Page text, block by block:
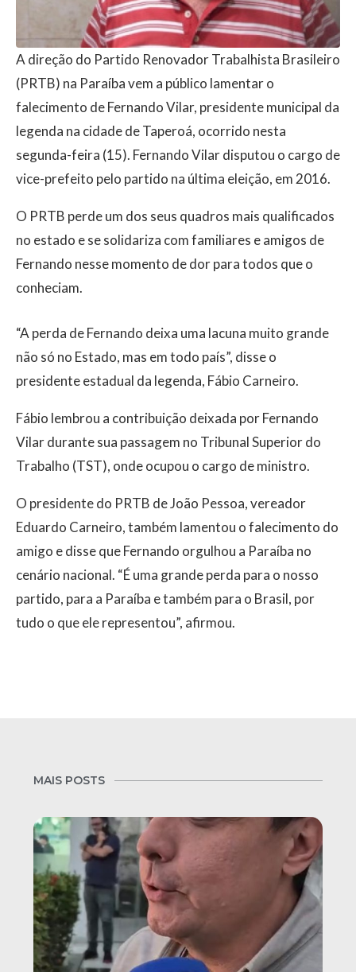
A direção do Partido Renovador Trabalhista Brasileiro
(PRTB) na Paraíba vem a público lamentar o
falecimento de Fernando Vilar, presidente municipal da
legenda na cidade de Taperoá, ocorrido nesta
segunda-feira (15). Fernando Vilar disputou o cargo de
vice-prefeito pelo partido na última eleição, em 2016.
O PRTB perde um dos seus quadros mais qualificados
no estado e se solidariza com familiares e amigos de
Fernando nesse momento de dor para todos que o
conheciam.
“A perda de Fernando deixa uma lacuna muito grande
não só no Estado, mas em todo país”, disse o
presidente estadual da legenda, Fábio Carneiro.
Fábio lembrou a contribuição deixada por Fernando
Vilar durante sua passagem no Tribunal Superior do
Trabalho (TST), onde ocupou o cargo de ministro.
O presidente do PRTB de João Pessoa, vereador
Eduardo Carneiro, também lamentou o falecimento do
amigo e disse que Fernando orgulhou a Paraíba no
cenário nacional. “É uma grande perda para o nosso
partido, para a Paraíba e também para o Brasil, por
tudo o que ele representou”, afirmou.
MAIS POSTS